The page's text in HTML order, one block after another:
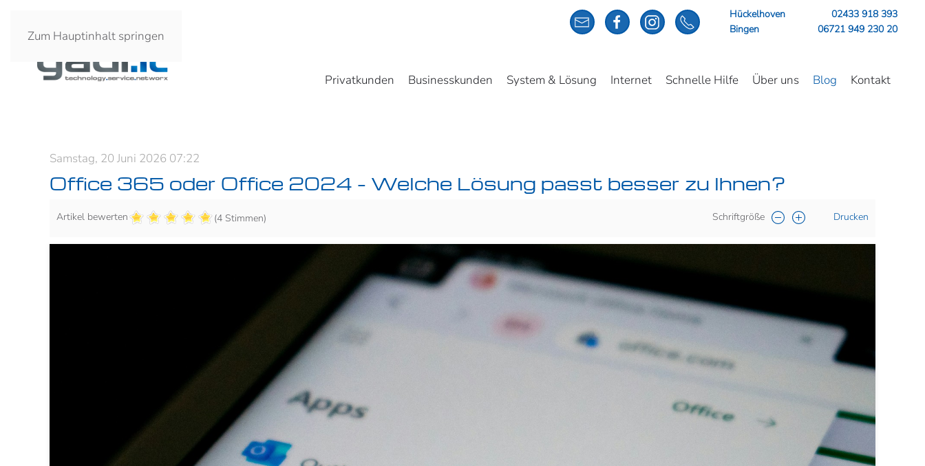
Zum Hauptinhalt springen
Hückelhoven
02433 918 393
Bingen
06721 949 230 20
Privatkunden Businesskunden System & Lösung Internet Schnelle Hilfe Über uns Blog Kontakt
Samstag, 20 Juni 2026 07:22
Office 365 oder Office 2024 – Welche Lösung passt besser zu Ihnen?
Artikel bewerten (4 Stimmen) Schriftgröße Drucken